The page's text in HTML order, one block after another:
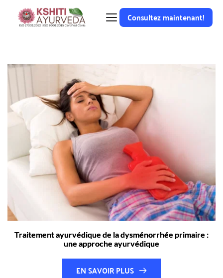
Consultez maintenant!
Traitement ayurvédique de la dysménorrhée primaire :
une approche ayurvédique
EN SAVOIR PLUS